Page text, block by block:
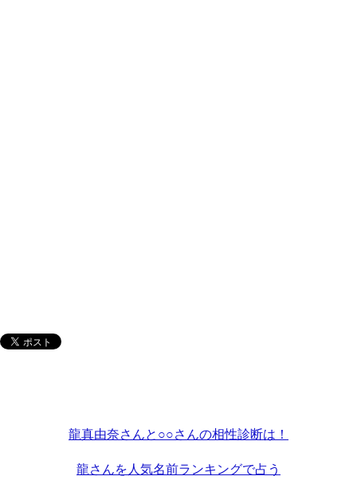
龍真由奈さんと○○さんの相性診断は！
龍さんを人気名前ランキングで占う